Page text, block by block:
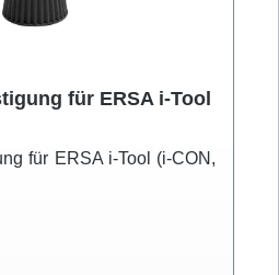
für ERSA i-Tool
für ERSA i-Tool (i-CON,